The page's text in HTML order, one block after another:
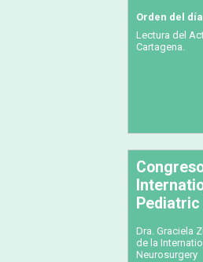
Orden del
Lectura del
Cartagena.
Dra. Graciela
de la
Neurosurgery